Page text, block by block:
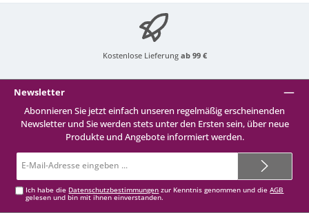
Kostenlose Lieferung ab 99 €
Newsletter
Abonnieren Sie jetzt einfach unseren regelmäßig erscheinenden
Newsletter und Sie werden stets unter den Ersten sein, über neue
Produkte und Angebote informiert werden.
Mail-
Ich habe die Datenschutzbestimmungen zur Kenntnis genommen und dieAGB
gelesen und bin mit ihnen einverstanden.